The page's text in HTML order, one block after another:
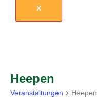
X
Heepen
Veranstaltungen Heepen